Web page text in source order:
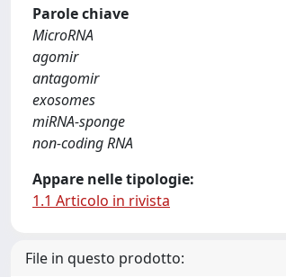
Parole chiave
MicroRNA
agomir
antagomir
exosomes
miRNA-sponge
non-coding RNA
Appare nelle tipologie:
1.1 Articolo in rivista
File in questo prodotto: